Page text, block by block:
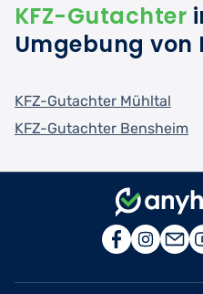
KFZ-Gutachter
Umgebung von
KFZ-Gutachter Mühltal
KFZ-Gutachter Bensheim